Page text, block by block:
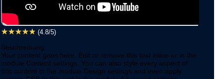
☆☆☆☆☆ (4.8/5)
Beschreibung:
Your content goes here. Edit or remove this text inline or in the
module Content settings. You can also style every aspect of
this content in the module Design settings and even apply